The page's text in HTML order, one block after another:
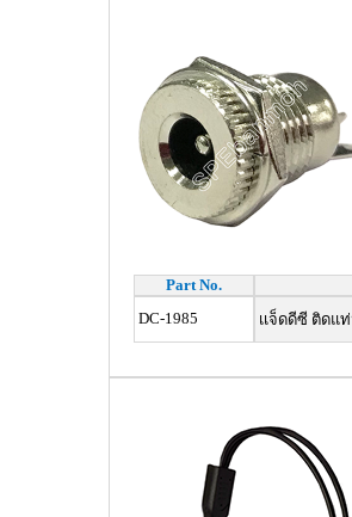
Part No.
DC-1985
เเจ็ดดีซี ติดแ